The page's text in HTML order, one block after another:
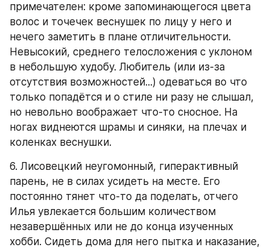
примечателен: кроме запоминающегося цвета
волос и точечек веснушек по лицу у него и
нечего заметить в плане отличительности.
Невысокий, среднего телосложения с уклоном
в небольшую худобу. Любитель (или из-за
отсутствия возможностей...) одеваться во что
только попадётся и о стиле ни разу не слышал,
но невольно воображает что-то сносное. На
ногах виднеются шрамы и синяки, на плечах и
коленках веснушки.
6. Лисовецкий неугомонный, гиперактивный
парень, не в силах усидеть на месте. Его
постоянно тянет что-то да поделать, отчего
Илья увлекается большим количеством
незавершённых или не до конца изученных
хобби. Сидеть дома для него пытка и наказание,